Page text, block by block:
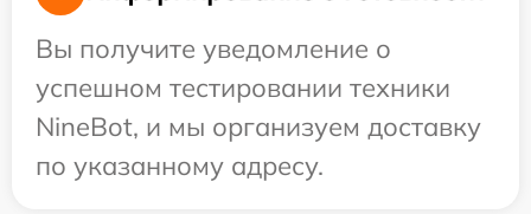
Вы получите уведомление о
успешном тестировании техники
NineBot, и мы организуем доставку
по указанному адресу.